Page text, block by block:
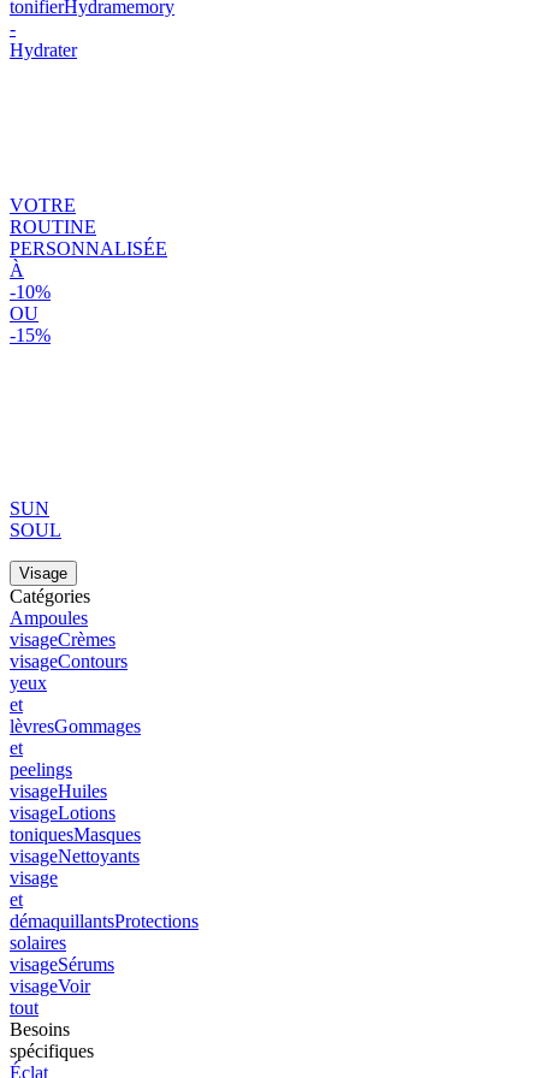
tonifierHydramemory
-
Hydrater
VOTRE
ROUTINE
PERSONNALISÉE
À
-10%
OU
-15%
SUN
SOUL
Visage
Catégories
Ampoules
visageCrèmes
visageContours
yeux
et
lèvresGommages
et
peelings
visageHuiles
visageLotions
toniquesMasques
visageNettoyants
visage
et
démaquillantsProtections
solaires
visageSérums
visageVoir
tout
Besoins
spécifiques
Éclat